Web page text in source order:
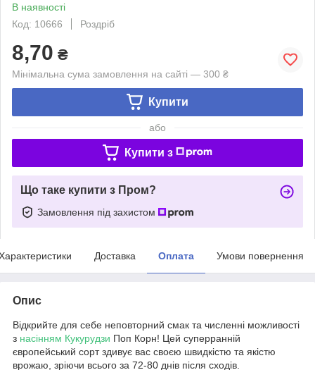
В наявності
Код: 10666
Роздріб
8,70 ₴
Мінімальна сума замовлення на сайті — 300 ₴
Купити
або
Купити з
Що таке купити з Пром?
Замовлення під захистом
Доставка Оплата Умови повернення
Опис
Відкрийте для себе неповторний смак та численні можливості
з насінням Кукурудзи Поп Корн! Цей суперранній
європейський сорт здивує вас своєю швидкістю та якістю
врожаю, зріючи всього за 72-80 днів після сходів.